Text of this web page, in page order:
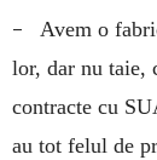
– Avem o
lor, dar nu taie,
contracte cu
au tot felul de